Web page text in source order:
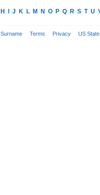
H J K L M N O P Q R S T U
Surname Terms Privacy US